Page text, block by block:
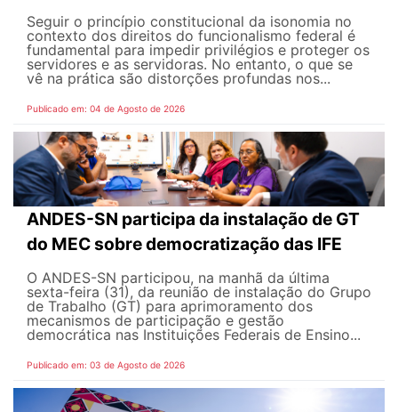
Seguir o princípio constitucional da isonomia no
contexto dos direitos do funcionalismo federal é
fundamental para impedir privilégios e proteger os
servidores e as servidoras. No entanto, o que se
vê na prática são distorções profundas nos...
Publicado em: 04 de Agosto de 2026
ANDES-SN participa da instalação de GT
do MEC sobre democratização das IFE
O ANDES-SN participou, na manhã da última
sexta-feira (31), da reunião de instalação do Grupo
de Trabalho (GT) para aprimoramento dos
mecanismos de participação e gestão
democrática nas Instituições Federais de Ensino...
Publicado em: 03 de Agosto de 2026